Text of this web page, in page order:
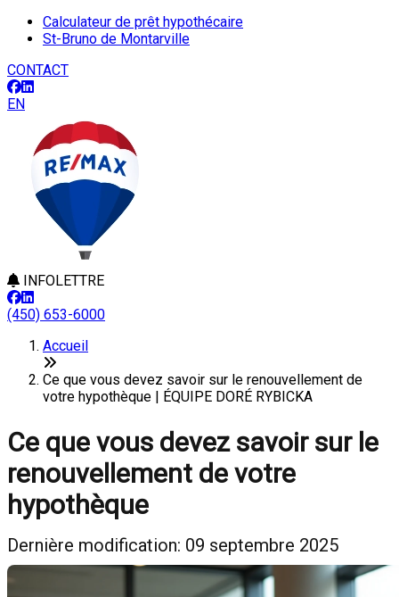
Calculateur de prêt hypothécaire
St-Bruno de Montarville
CONTACT
EN
INFOLETTRE
(450) 653-6000
Accueil
Ce que vous devez savoir sur le renouvellement de
votre hypothèque | ÉQUIPE DORÉ RYBICKA
Ce que vous devez savoir sur le
renouvellement de votre
hypothèque
Dernière modification: 09 septembre 2025